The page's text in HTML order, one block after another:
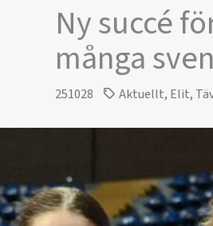
Ny succé
många
251028 Aktuellt, Elit,